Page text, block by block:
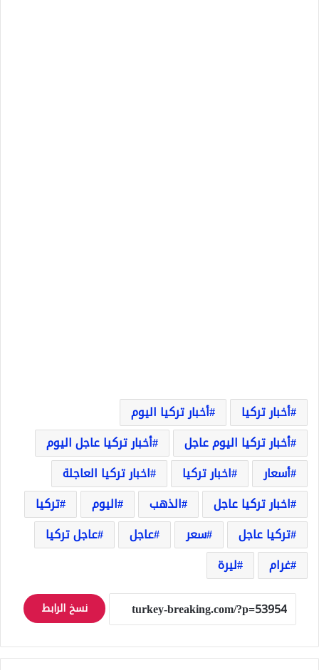
أخبار تركيا
أخبار تركيا اليوم
أخبار تركيا اليوم عاجل
أخبار تركيا عاجل اليوم
أسعار
اخبار تركيا
اخبار تركيا العاجلة
اخبار تركيا عاجل
الذهب اليوم
تركيا
تركيا عاجل
سعر عاجل
عاجل تركيا
غرام
ليرة
نسخ الرابط